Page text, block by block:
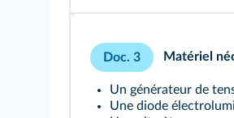
Doc. 3 Matériel
Un générateur de
Une diode